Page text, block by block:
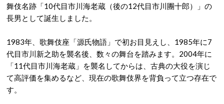
舞伎名跡「10代目市川海老蔵（後の12代目市川團十郎）」の
長男として誕生しました。
1983年、歌舞伎座「源氏物語」で初お目見えし、1985年に7
代目市川新之助を襲名後、数々の舞台を踏みます。2004年に
「11代目市川海老蔵」を襲名してからは、古典の大役を演じ
て高評価を集めるなど、現在の歌舞伎界を背負って立つ存在で
す。